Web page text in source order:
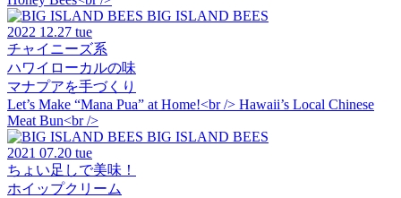
BIG ISLAND BEES
2022 12.27 tue
チャイニーズ系
ハワイローカルの味
マナプアを手づくり
Let’s Make “Mana Pua” at Home!<br /> Hawaii’s Local Chinese
Meat Bun<br />
BIG ISLAND BEES
2021 07.20 tue
ちょい足しで美味！
ホイップクリーム